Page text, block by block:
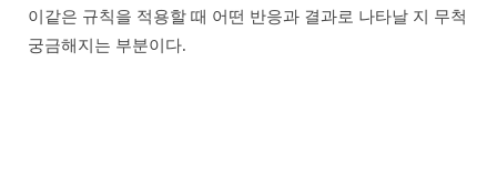
이같은 규칙을 적용할 때 어떤 반응과 결과로 나타날 지 무척
궁금해지는 부분이다.